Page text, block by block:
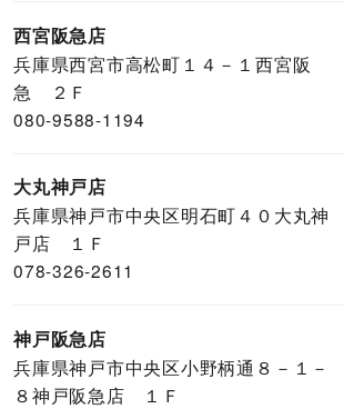
西宮阪急店
兵庫県西宮市高松町１４－１西宮阪
急 ２Ｆ
080-9588-1194
大丸神戸店
兵庫県神戸市中央区明石町４０大丸神
戸店 １Ｆ
078-326-2611
神戸阪急店
兵庫県神戸市中央区小野柄通８－１－
８神戸阪急店 １Ｆ